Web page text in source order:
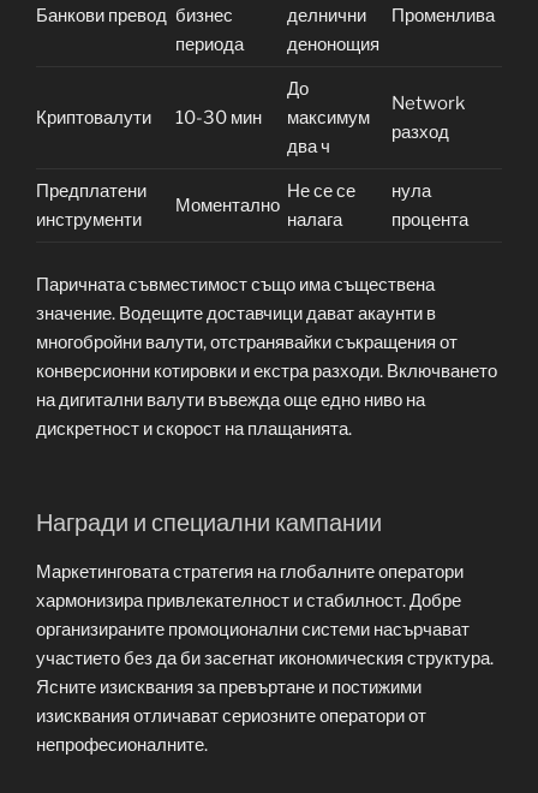
Банкови превод бизнес
периода
делнични
денонощия
Променлива
Криптовалути 10-30 мин
До
максимум
два ч
Network
разход
Предплатени
инструменти
Моментално
Не се се
налага
нула
процента
Паричната съвместимост също има съществена
значение. Водещите доставчици дават акаунти в
многобройни валути, отстранявайки съкращения от
конверсионни котировки и екстра разходи. Включването
на дигитални валути въвежда още едно ниво на
дискретност и скорост на плащанията.
Награди и специални кампании
Маркетинговата стратегия на глобалните оператори
хармонизира привлекателност и стабилност. Добре
организираните промоционални системи насърчават
участието без да би засегнат икономическия структура.
Ясните изисквания за превъртане и постижими
изисквания отличават сериозните оператори от
непрофесионалните.